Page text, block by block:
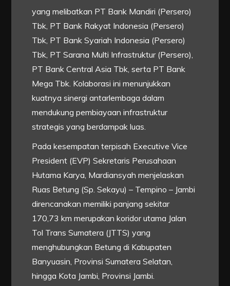
yang melibatkan PT Bank Mandiri (Persero)
Tbk, PT Bank Rakyat Indonesia (Persero)
Tbk, PT Bank Syariah Indonesia (Persero)
Tbk, PT Sarana Multi Infrastruktur (Persero),
PT Bank Central Asia Tbk, serta PT Bank
Mega Tbk. Kolaborasi ini menunjukkan
kuatnya sinergi antarlembaga dalam
mendukung pembiayaan infrastruktur
strategis yang berdampak luas.
Pada kesempatan terpisah Executive Vice
President (EVP) Sekretaris Perusahaan
Hutama Karya, Mardiansyah menjelaskan
Ruas Betung (Sp. Sekayu) – Tempino – Jambi
direncanakan memiliki panjang sekitar
170,73 km merupakan koridor utama Jalan
Tol Trans Sumatera (JTTS) yang
menghubungkan Betung di Kabupaten
Banyuasin, Provinsi Sumatera Selatan,
hingga Kota Jambi, Provinsi Jambi.